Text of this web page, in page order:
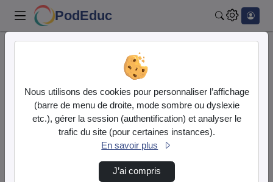
PodEduc
3 - M. Bentolila.mp4
Lire
Nous utilisons des cookies pour personnaliser l’affichage
(barre de menu de droite, mode sombre ou dyslexie
etc.), gérer la session (authentification) et analyser le
trafic du site (pour certaines instances).
En savoir plus
J’ai compris